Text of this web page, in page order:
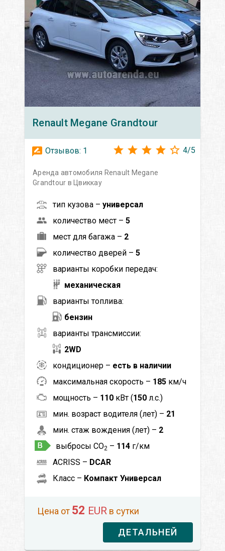
Renault Megane Grandtour
Отзывов: 1 4/5
Аренда автомобиля Renault Megane
Grandtour в Цвиккау
тип кузова – универсал
количество мест – 5
мест для багажа – 2
количество дверей – 5
варианты коробки передач:
механическая
варианты топлива:
бензин
варианты трансмиссии:
2WD
кондиционер – есть в наличии
максимальная скорость – 185 км/ч
мощность – 110 кВт (150 л.с.)
мин. возраст водителя (лет) – 21
мин. стаж вождения (лет) – 2
выбросы CO2 – 114 г/км
ACRISS – DCAR
Класс – Компакт Универсал
Цена от 52 EUR в сутки
ДЕТАЛЬНЕЙ